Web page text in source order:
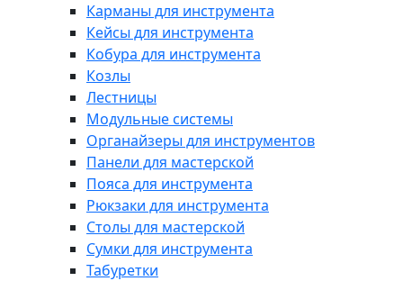
Карманы для инструмента
Кейсы для инструмента
Кобура для инструмента
Козлы
Лестницы
Модульные системы
Органайзеры для инструментов
Панели для мастерской
Пояса для инструмента
Рюкзаки для инструмента
Столы для мастерской
Сумки для инструмента
Табуретки